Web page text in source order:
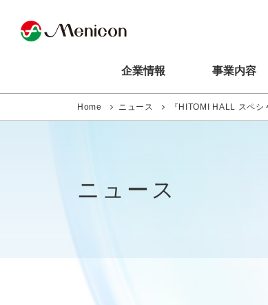
企業情報 事業内容
Home ニュース 『HITOMI HALL スペ
ニュース